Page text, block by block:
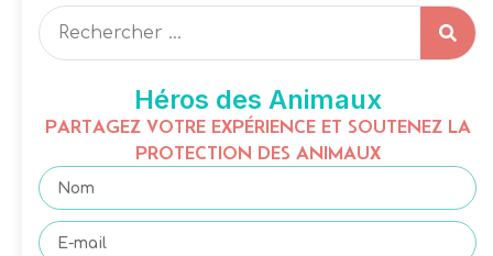
Héros des Animaux
PARTAGEZ VOTRE EXPÉRIENCE ET SOUTENEZ LA
PROTECTION DES ANIMAUX